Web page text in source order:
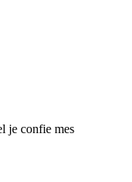
je confie mes